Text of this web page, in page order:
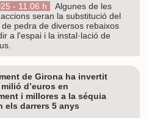
- 11.06 h
Algunes de les
seran la substitució del
de pedra de diversos rebaixos
a l'espai i la instal·lació de
de Girona ha invertit
d’euros en
i millores a la séquia
els darrers 5 anys